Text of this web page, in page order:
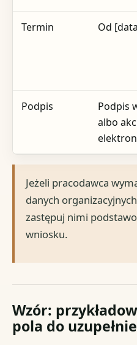
Termin Od
Podpis
Podpis
albo
Jeżeli pracodawca
danych
zastępuj nimi
wniosku.
Wzór:
pola do